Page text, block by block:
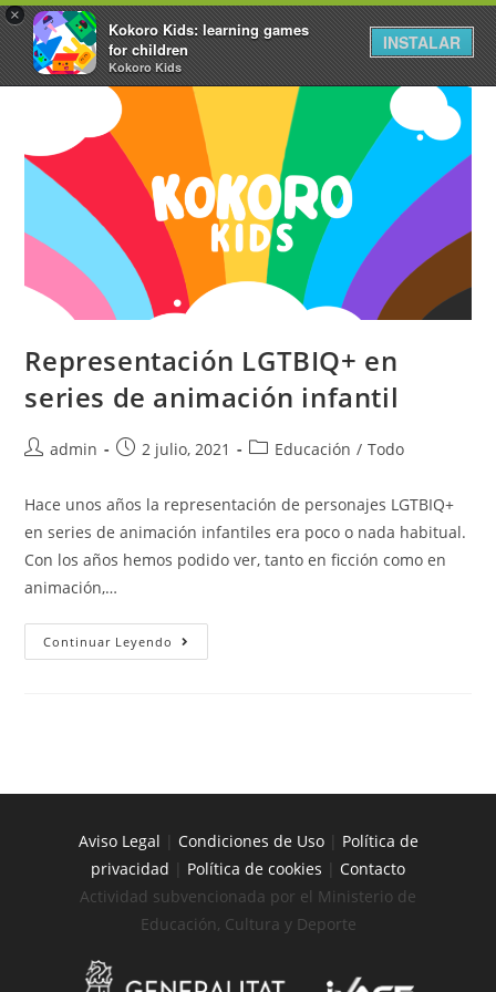
×
Kokoro Kids: learning games
for children
Kokoro Kids
INSTALAR
Representación LGTBIQ+ en
series de animación infantil
admin 2 julio, 2021 Educación / Todo
Hace unos años la representación de personajes LGTBIQ+
en series de animación infantiles era poco o nada habitual.
Con los años hemos podido ver, tanto en ficción como en
animación,…
Continuar Leyendo
Aviso Legal Condiciones de Uso| Política de
privacidad
Política de cookies
Contacto
Actividad subvencionada por el Ministerio de
Educación, Cultura y Deporte